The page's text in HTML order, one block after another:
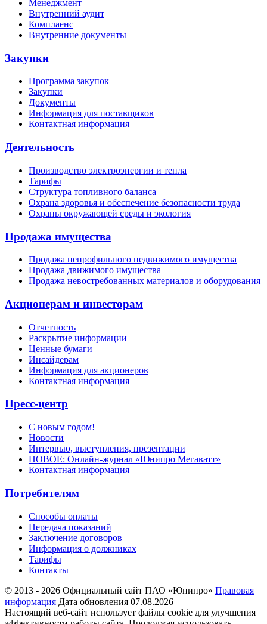
Менеджмент
Внутренний аудит
Комплаенс
Внутренние документы
Закупки
Программа закупок
Закупки
Документы
Информация для поставщиков
Контактная информация
Деятельность
Производство электроэнергии и тепла
Тарифы
Структура топливного баланса
Охрана здоровья и обеспечение безопасности труда
Охраны окружающей среды и экология
Продажа имущества
Продажа непрофильного недвижимого имущества
Продажа движимого имущества
Продажа невостребованных материалов и оборудования
Акционерам и инвесторам
Отчетность
Раскрытие информации
Ценные бумаги
Инсайдерам
Информация для акционеров
Контактная информация
Пресс-центр
С новым годом!
Новости
Интервью, выступления, презентации
НОВОЕ: Онлайн-журнал «Юнипро Мегаватт»
Контактная информация
Потребителям
Способы оплаты
Передача показаний
Заключение договоров
Информация о должниках
Тарифы
Контакты
© 2013 - 2026 Официальный сайт ПАО «Юнипро» Правовая
информация Дата обновления 07.08.2026
Настоящий веб-сайт использует файлы cookie для улучшения